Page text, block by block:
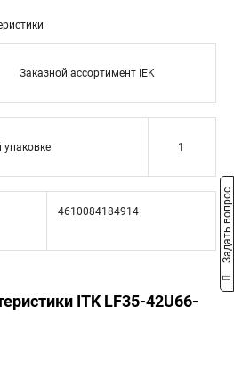
Заказной ассортимент IEK
упаковке 1
4610084184914
ITK LF35-42U66-
Задать вопрос